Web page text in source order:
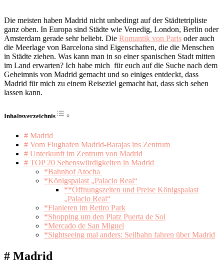
Die meisten haben Madrid nicht unbedingt auf der Städtetripliste
ganz oben. In Europa sind Städte wie Venedig, London, Berlin oder
Amsterdam gerade sehr beliebt. Die Romantik von Paris oder auch
die Meerlage von Barcelona sind Eigenschaften, die die Menschen
in Städte ziehen. Was kann man in so einer spanischen Stadt mitten
im Land erwarten? Ich habe mich für euch auf die Suche nach dem
Geheimnis von Madrid gemacht und so einiges entdeckt, dass
Madrid für mich zu einem Reiseziel gemacht hat, dass sich sehen
lassen kann.
Inhaltsverzeichnis
Toggle Table of Content
# Madrid
# Vom Flughafen Madrid-Barajas ins Zentrum
# Unterkunft im Zentrum von Madrid
# TOP 20 Sehenswürdigkeiten in Madrid
*Bahnhof Atocha
*Königspalast „Palacio Real“
**Öffnungszeiten und Preise Königspalast
„Palacio Real“
*Flanieren im Retiro Park
*Shopping um den Platz Puerta de Sol
*Mercado de San Miguel
*Sightseeing mal anders: Seilbahn fahren über Madrid
# Madrid